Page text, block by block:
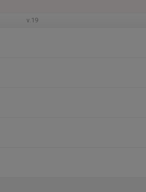
v.19